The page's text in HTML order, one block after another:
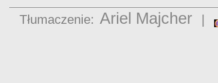
Tłumaczenie: Ariel Majcher |